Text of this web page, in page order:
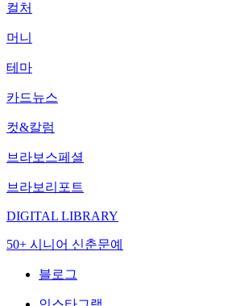
컬처
머니
테마
카드뉴스
컷&칼럼
브라보스페셜
브라보리포트
DIGITAL LIBRARY
50+ 시니어 신춘문예
블로그